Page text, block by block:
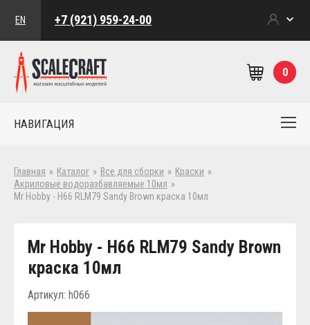
EN +7 (921) 959-24-00
0
НАВИГАЦИЯ
Главная » Каталог » Все для сборки » Краски »
Акриловые водоразбавляемые 10мл »
Mr Hobby - H66 RLM79 Sandy Brown краска 10мл
Mr Hobby - H66 RLM79 Sandy Brown
краска 10мл
Артикул: h066